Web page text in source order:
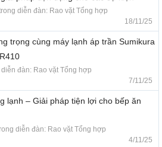
diễn đàn: Rao vặt Tổng hợp
18/11/25
trọng cùng máy lạnh áp trần Sumikura
diễn đàn: Rao vặt Tổng hợp
7/11/25
lạnh – Giải pháp tiện lợi cho bếp ăn
diễn đàn: Rao vặt Tổng hợp
4/11/25